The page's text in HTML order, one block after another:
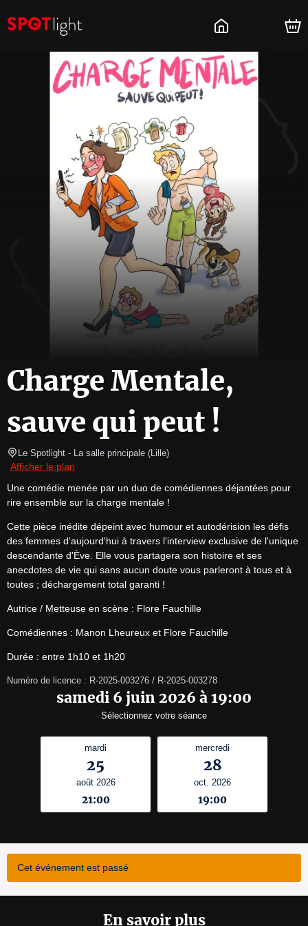
Charge Mentale,
sauve qui peut !
Le Spotlight - La salle principale (Lille)
Afficher le plan
Une comédie menée par un duo de comédiennes déjantées pour
rire ensemble sur la charge mentale !
Cette pièce inédite dépeint avec humour et autodérision les défis
des femmes d'aujourd'hui à travers l'interview exclusive de l'unique
descendante d'Ève. Elle vous partagera son histoire et ses
anecdotes de vie qui sans aucun doute vous parleront à tous et à
toutes ; déchargement total garanti !
Autrice / Metteuse en scène : Flore Fauchille
Comédiennes : Manon Lheureux et Flore Fauchille
Durée : entre 1h10 et 1h20
Numéro de licence : R-2025-003276 / R-2025-003278
samedi 6 juin 2026 à 19:00
Sélectionnez votre séance
mardi
25
août 2026
21:00
mercredi
28
oct. 2026
19:00
Cet événement est passé
En savoir plus